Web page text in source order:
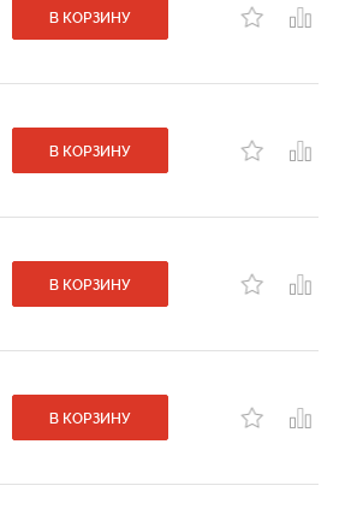
В КОРЗИНУ
В КОРЗИНУ
В КОРЗИНУ
В КОРЗИНУ